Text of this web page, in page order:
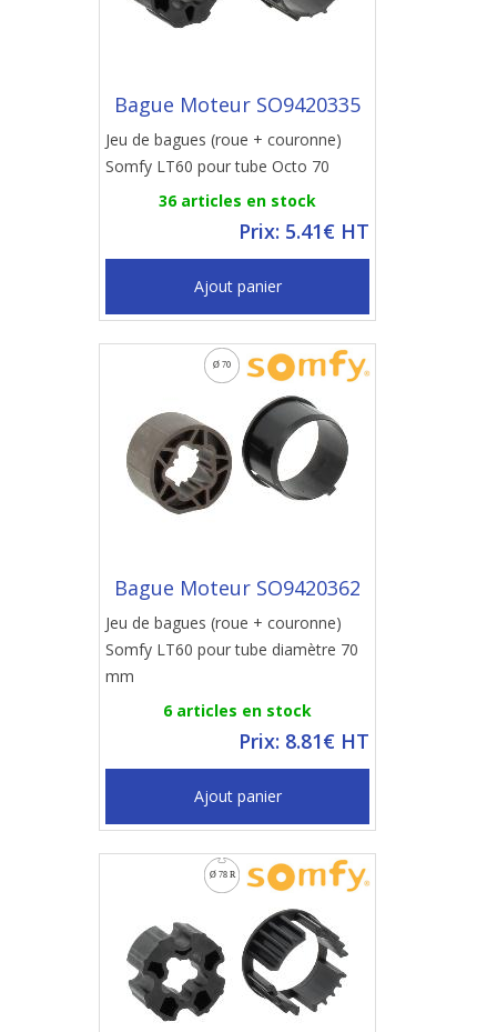
Bague Moteur SO9420335
Jeu de bagues (roue + couronne)
Somfy LT60 pour tube Octo 70
36 articles en stock
Prix: 5.41€ HT
Ajout panier
Bague Moteur SO9420362
Jeu de bagues (roue + couronne)
Somfy LT60 pour tube diamètre 70
mm
6 articles en stock
Prix: 8.81€ HT
Ajout panier